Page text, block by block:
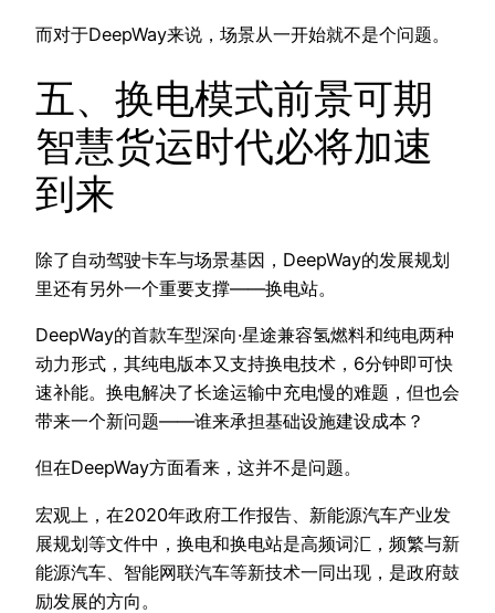
而对于DeepWay来说，场景从一开始就不是个问题。
五、换电模式前景可期
智慧货运时代必将加速
到来
除了自动驾驶卡车与场景基因，DeepWay的发展规划
里还有另外一个重要支撑——换电站。
DeepWay的首款车型深向·星途兼容氢燃料和纯电两种
动力形式，其纯电版本又支持换电技术，6分钟即可快
速补能。换电解决了长途运输中充电慢的难题，但也会
带来一个新问题——谁来承担基础设施建设成本？
但在DeepWay方面看来，这并不是问题。
宏观上，在2020年政府工作报告、新能源汽车产业发
展规划等文件中，换电和换电站是高频词汇，频繁与新
能源汽车、智能网联汽车等新技术一同出现，是政府鼓
励发展的方向。